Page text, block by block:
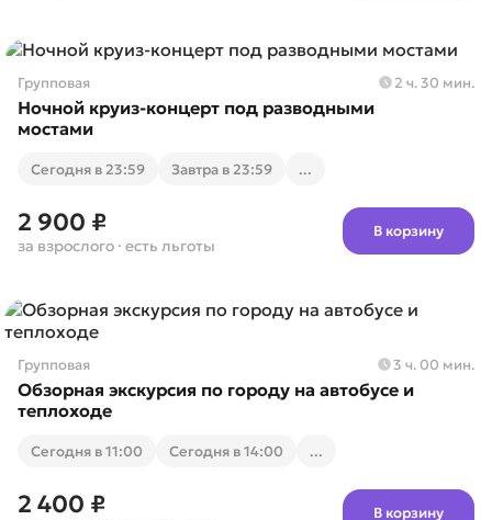
Групповая 2 ч. 30 мин.
Ночной круиз-концерт под разводными
мостами
Cегодня в 23:59 Завтра в 23:59 ...
2 900 ₽
за взрослого · есть льготы
В корзину
Групповая 3 ч. 00 мин.
Обзорная экскурсия по городу на автобусе и
теплоходе
Cегодня в 11:00 Cегодня в 14:00 ...
2 400 ₽ В корзину